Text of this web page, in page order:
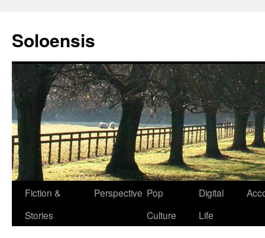
isi
Soloensis
Fiction &
Stories
Perspective Pop
Culture
Digital
Life